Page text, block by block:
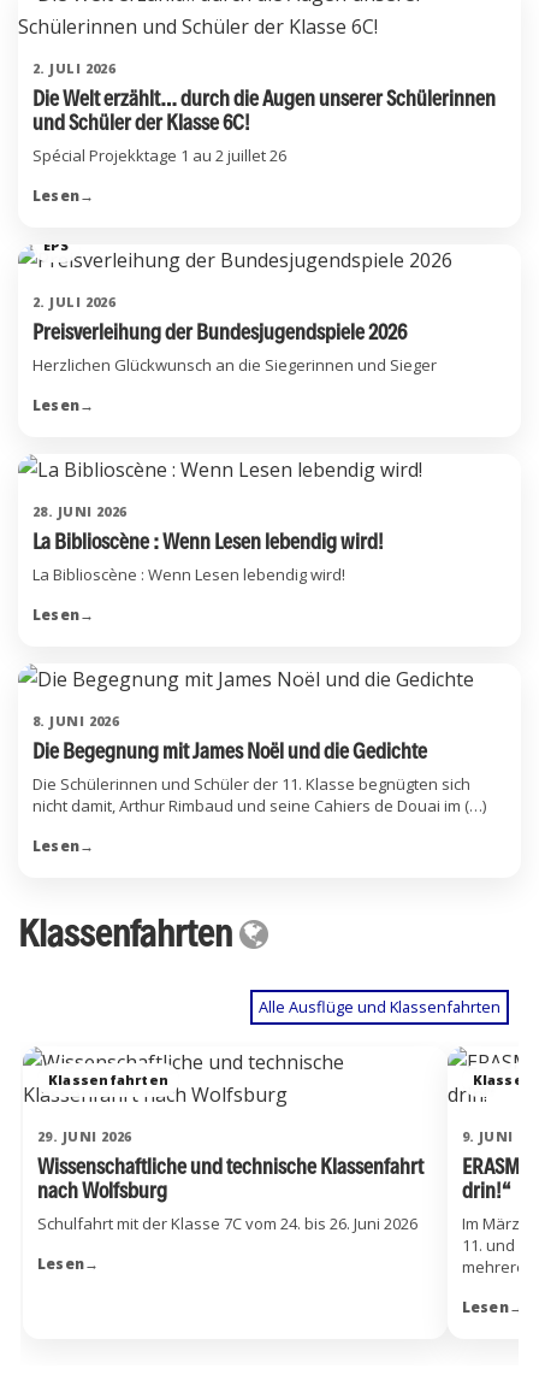
2. JULI 2026
Die Welt erzählt… durch die Augen unserer Schülerinnen
und Schüler der Klasse 6C!
Spécial Projekktage 1 au 2 juillet 26
Lesen→
EPS
2. JULI 2026
Preisverleihung der Bundesjugendspiele 2026
Herzlichen Glückwunsch an die Siegerinnen und Sieger
Lesen→
28. JUNI 2026
La Biblioscène : Wenn Lesen lebendig wird!
La Biblioscène : Wenn Lesen lebendig wird!
Lesen→
8. JUNI 2026
Die Begegnung mit James Noël und die Gedichte
Die Schülerinnen und Schüler der 11. Klasse begnügten sich
nicht damit, Arthur Rimbaud und seine Cahiers de Douai im (…)
Lesen→
Klassenfahrten
Alle Ausflüge und Klassenfahrten
Klassenfahrten
29. JUNI 2026
Wissenschaftliche und technische Klassenfahrt
nach Wolfsburg
Schulfahrt mit der Klasse 7C vom 24. bis 26. Juni 2026
Lesen→
9. JUNI
drin!“
Im März
11. und
mehreren
Lesen→